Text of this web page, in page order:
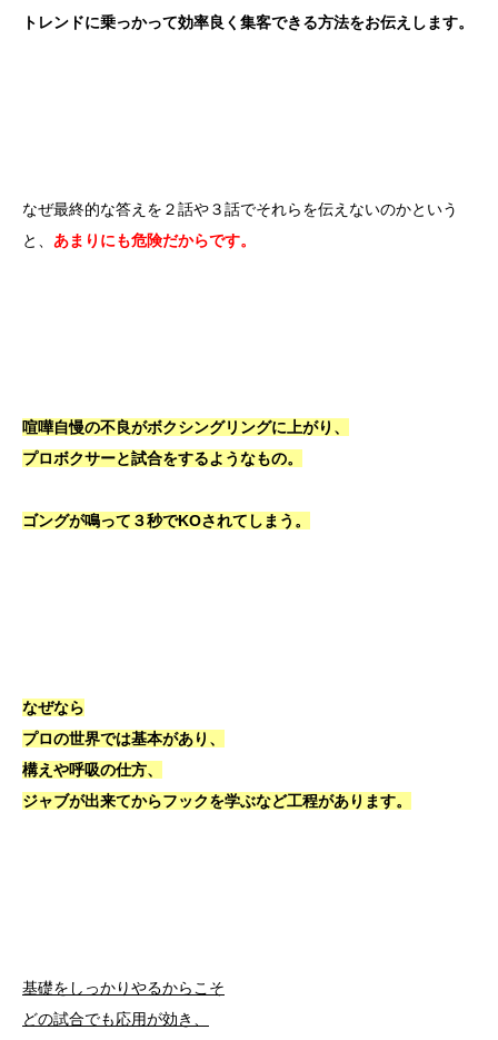
トレンドに乗っかって効率良く集客できる方法をお伝えします。
なぜ最終的な答えを２話や３話でそれらを伝えないのかという
と、 あまりにも危険だからです。
喧嘩自慢の不良がボクシングリングに上がり、
プロボクサーと試合をするようなもの。
ゴングが鳴って３秒でKOされてしまう。
なぜなら
プロの世界では基本があり、
構えや呼吸の仕方、
ジャブが出来てからフックを学ぶなど工程があります。
基礎をしっかりやるからこそ
どの試合でも応用が効き、